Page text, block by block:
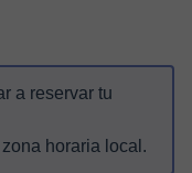
a reservar tu
zona horaria local.